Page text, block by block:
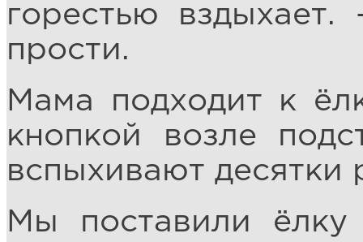
горестью
прости.
Мама подходит к
кнопкой возле
вспыхивают десятки
Мы поставили